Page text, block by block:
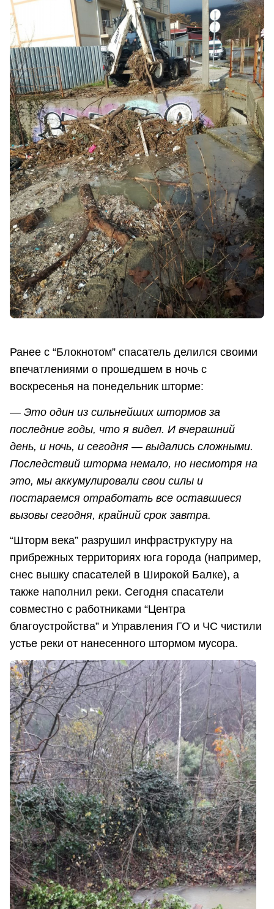
Ранее с “Блокнотом” спасатель делился своими
впечатлениями о прошедшем в ночь с
воскресенья на понедельник шторме:
— Это один из сильнейших штормов за
последние годы, что я видел. И вчерашний
день, и ночь, и сегодня — выдались сложными.
Последствий шторма немало, но несмотря на
это, мы аккумулировали свои силы и
постараемся отработать все оставшиеся
вызовы сегодня, крайний срок завтра.
“Шторм века” разрушил инфраструктуру на
прибрежных территориях юга города (например,
снес вышку спасателей в Широкой Балке), а
также наполнил реки. Сегодня спасатели
совместно с работниками “Центра
благоустройства” и Управления ГО и ЧС чистили
устье реки от нанесенного штормом мусора.